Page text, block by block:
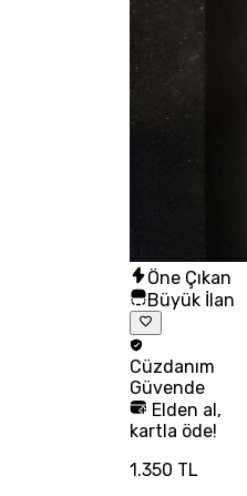
Öne Çıkan
Büyük İlan
Cüzdanım
Güvende
Elden al,
kartla öde!
1.350 TL